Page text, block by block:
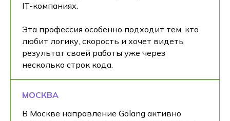
IT-компаниях.
Эта профессия особенно подходит тем, кто
любит логику, скорость и хочет видеть
результат своей работы уже через
несколько строк кода.
МОСКВА
В Москве направление Golang активно